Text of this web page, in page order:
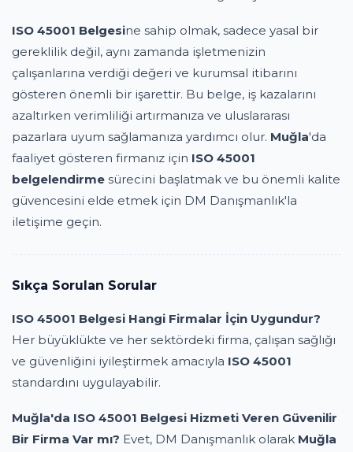
ISO 45001 Belgesine sahip olmak, sadece yasal bir
gereklilik değil, aynı zamanda işletmenizin
çalışanlarına verdiği değeri ve kurumsal itibarını
gösteren önemli bir işarettir. Bu belge, iş kazalarını
azaltırken verimliliği artırmanıza ve uluslararası
pazarlara uyum sağlamanıza yardımcı olur. Muğla'da
faaliyet gösteren firmanız için ISO 45001
belgelendirme sürecini başlatmak ve bu önemli kalite
güvencesini elde etmek için DM Danışmanlık'la
iletişime geçin.
Sıkça Sorulan Sorular
ISO 45001 Belgesi Hangi Firmalar İçin Uygundur?
Her büyüklükte ve her sektördeki firma, çalışan sağlığı
ve güvenliğini iyileştirmek amacıyla ISO 45001
standardını uygulayabilir.
Muğla'da ISO 45001 Belgesi Hizmeti Veren Güvenilir
Bir Firma Var mı? Evet, DM Danışmanlık olarak Muğla